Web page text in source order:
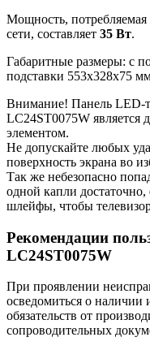
Мощность,
сети, составляет 35 Вт.
Габаритные размеры: с
подставки 553x328x75
Внимание! Панель LED-
LC24ST0075W является
элементом.
Не допускайте любых
поверхность экрана во
Так же небезопасно
одной капли достаточно,
шлейфы, чтобы
Рекомендации
LC24ST0075W
При проявлении
осведомиться о наличии
обязательств от
сопроводительных